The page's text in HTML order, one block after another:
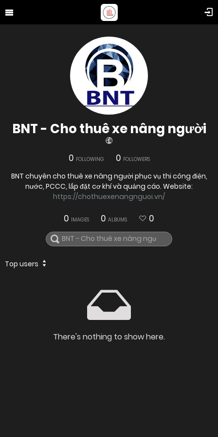
BNT - Cho thuê xe nâng người
0 FOLLOWING 0 FOLLOWERS
BNT chuyên cho thuê xe nâng người phục vụ thi công điện,
nước, PCCC, lắp đặt cơ khí và quảng cáo. Website:
https://chothuexenangnguoi.vn/
0 IMAGES 0 ALBUMS 0
Top users
There's nothing to show here.